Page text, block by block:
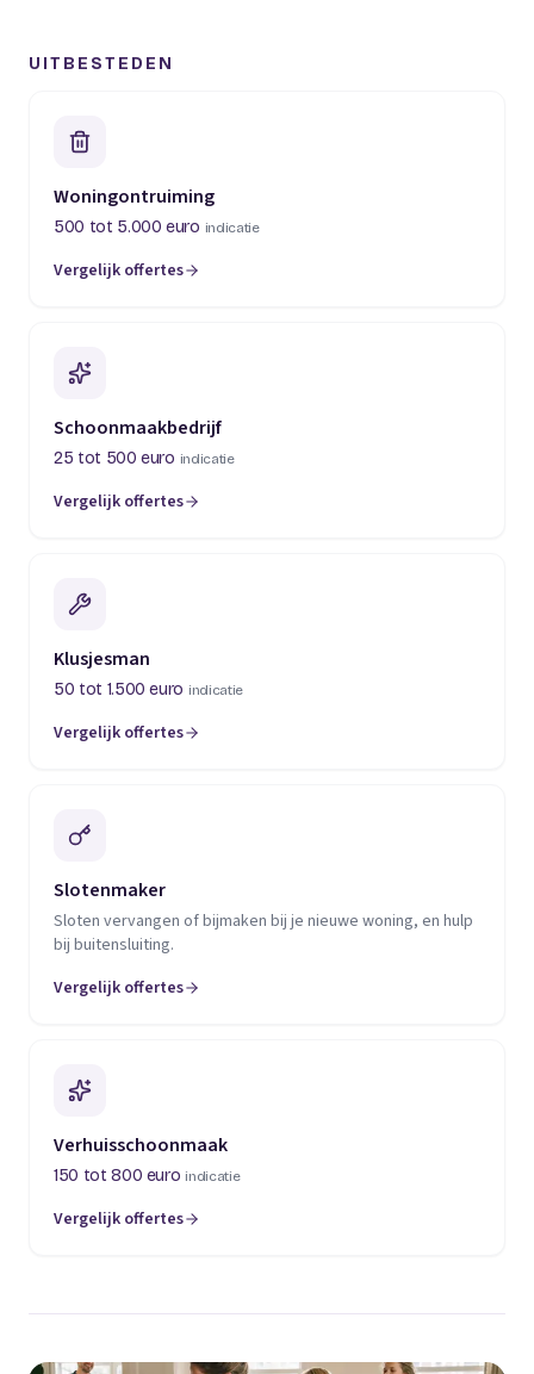
UITBESTEDEN
Woningontruiming
500 tot 5.000 euro indicatie
Vergelijk offertes
(opent in een nieuw tabblad)
Schoonmaakbedrijf
25 tot 500 euro indicatie
Vergelijk offertes
(opent in een nieuw tabblad)
Klusjesman
50 tot 1.500 euro indicatie
Vergelijk offertes
(opent in een nieuw tabblad)
Slotenmaker
Sloten vervangen of bijmaken bij je nieuwe woning, en hulp
bij buitensluiting.
Vergelijk offertes
(opent in een nieuw tabblad)
Verhuisschoonmaak
150 tot 800 euro indicatie
Vergelijk offertes
(opent in een nieuw tabblad)